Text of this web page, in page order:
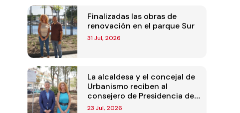
Finalizadas las obras de
renovación en el parque Sur
31 Jul, 2026
La alcaldesa y el concejal de
Urbanismo reciben al
consejero de Presidencia de
la Comunidad de Madrid
23 Jul, 2026